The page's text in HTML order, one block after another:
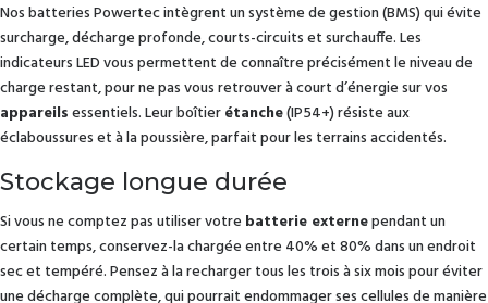
Nos batteries Powertec intègrent un système de gestion (BMS) qui évite
surcharge, décharge profonde, courts-circuits et surchauffe. Les
indicateurs LED vous permettent de connaître précisément le niveau de
charge restant, pour ne pas vous retrouver à court d’énergie sur vos
appareilsessentiels. Leur boîtierétanche(IP54+) résiste aux
éclaboussures et à la poussière, parfait pour les terrains accidentés.
Stockage longue durée
Si vous ne comptez pas utiliser votre batterie externependant un
certain temps, conservez-la chargée entre 40% et 80% dans un endroit
sec et tempéré. Pensez à la recharger tous les trois à six mois pour éviter
une décharge complète, qui pourrait endommager ses cellules de manière